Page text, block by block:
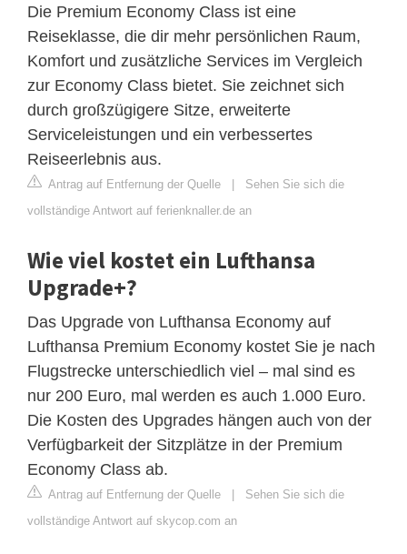
Die Premium Economy Class ist eine
Reiseklasse, die dir mehr persönlichen Raum,
Komfort und zusätzliche Services im Vergleich
zur Economy Class bietet. Sie zeichnet sich
durch großzügigere Sitze, erweiterte
Serviceleistungen und ein verbessertes
Reiseerlebnis aus.
Antrag auf Entfernung der Quelle | Sehen Sie sich die
vollständige Antwort auf ferienknaller.de an
Wie viel kostet ein Lufthansa
Upgrade+?
Das Upgrade von Lufthansa Economy auf
Lufthansa Premium Economy kostet Sie je nach
Flugstrecke unterschiedlich viel – mal sind es
nur 200 Euro, mal werden es auch 1.000 Euro.
Die Kosten des Upgrades hängen auch von der
Verfügbarkeit der Sitzplätze in der Premium
Economy Class ab.
Antrag auf Entfernung der Quelle | Sehen Sie sich die
vollständige Antwort auf skycop.com an